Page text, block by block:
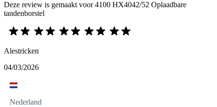
Deze review is gemaakt voor 4100 HX4042/52 Oplaadbare
tandenborstel
Alestricken
04/03/2026
Nederland